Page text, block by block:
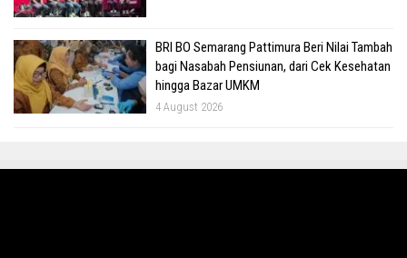
BRI BO Semarang Pattimura Beri Nilai Tambah
bagi Nasabah Pensiunan, dari Cek Kesehatan
hingga Bazar UMKM
4 August 2026